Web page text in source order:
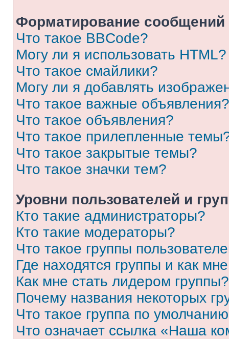
Форматирование
Что такое BBCode?
Могу ли я использовать HTML?
Что такое смайлики?
Могу ли я добавлять
Что такое важные объявления?
Что такое объявления?
Что такое прилепленные
Что такое закрытые темы?
Что такое значки тем?
Уровни пользователей и
Кто такие администраторы?
Кто такие модераторы?
Что такое группы
Где находятся группы и как
Как мне стать лидером группы?
Почему названия некоторых
Что такое группа по
Что означает ссылка «Наша